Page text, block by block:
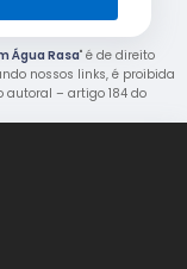
Água Rasa" é de direito
nossos links, é proibida
autoral – artigo 184 do